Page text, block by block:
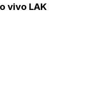
vivo LAK